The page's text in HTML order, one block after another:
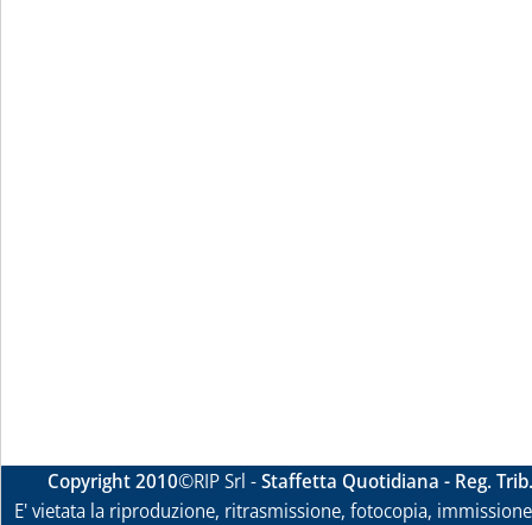
Copyright 2010©RIP Srl -Staffetta Quotidiana - Reg.
E' vietata la riproduzione, ritrasmissione, fotocopia,